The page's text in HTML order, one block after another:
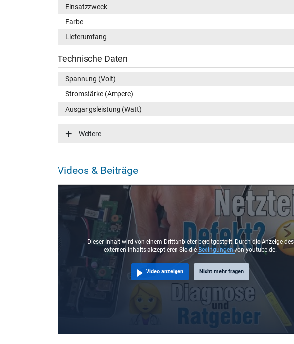
Einsatzzweck
Farbe
Lieferumfang
Technische Daten
Spannung (Volt)
Stromstärke (Ampere)
Ausgangsleistung (Watt)
Energieeffizienz
Funktions-LED
Notebook Stecker
Steckertyp / -form
Steckerlänge (mm)
Steckerdurchmesser außen / innen
Stift im Stecker
Länge Anschlusskabel (m) (ca.)
Weitere
Videos & Beiträge
Dieser Inhalt wird von einem Drittanbieter bereitgestellt. Durch die Anzeige des
externen Inhalts akzeptieren Sie dieBedingungenvon youtube.de.
Video anzeigen Nicht mehr fragen